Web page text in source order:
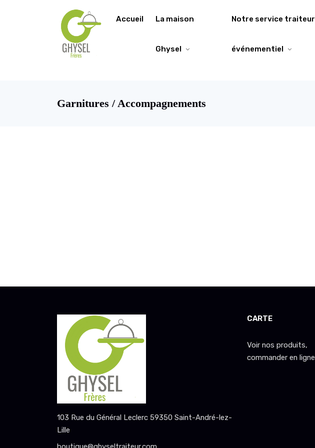
Accueil
La maison
Ghysel
Notre service traiteur
événementiel
Garnitures / Accompagnements
103 Rue du Général Leclerc 59350 Saint-André-lez-
Lille
CARTE
Voir nos produits,
commander en ligne